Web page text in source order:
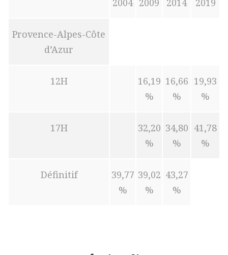
2004 2009 2014 2019
Provence-Alpes-Côte
d’Azur
12H
16,19
%
16,66
%
19,93
%
17H
32,20
%
34,80
%
41,78
%
Définitif
39,77
%
39,02
%
43,27
%